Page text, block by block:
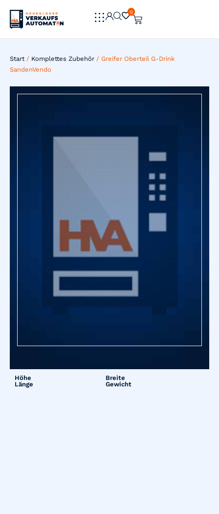
0
0
Start / Komplettes Zubehör / Greifer Oberteil G-Drink
SandenVendo
Höhe
Breite
Länge
Gewicht